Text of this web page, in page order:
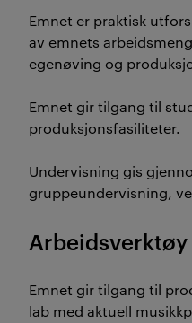
Emnet er praktisk
av emnets
egenøving og
Emnet gir tilgang til
produksjonsfasiliteter.
Undervisning gis
gruppeundervisning,
Arbeidsverktøy
Emnet gir tilgang til
lab med aktuell